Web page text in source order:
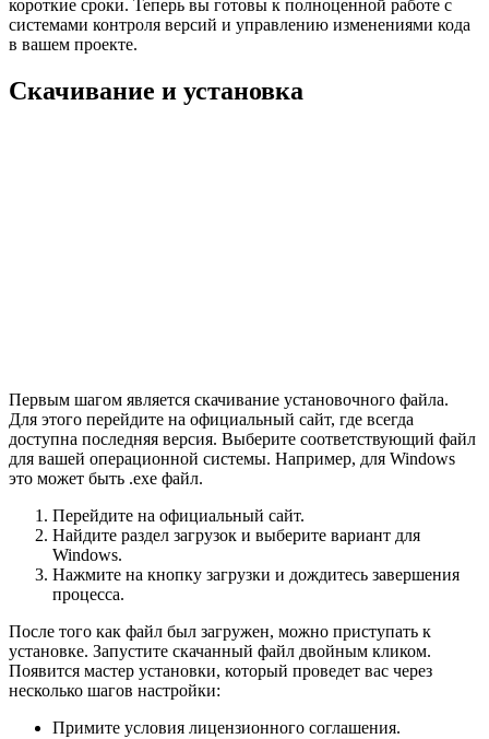
короткие сроки. Теперь вы готовы к полноценной работе с
системами контроля версий и управлению изменениями кода
в вашем проекте.
Скачивание и установка
Первым шагом является скачивание установочного файла.
Для этого перейдите на официальный сайт, где всегда
доступна последняя версия. Выберите соответствующий файл
для вашей операционной системы. Например, для Windows
это может быть .exe файл.
Перейдите на официальный сайт.
Найдите раздел загрузок и выберите вариант для
Windows.
Нажмите на кнопку загрузки и дождитесь завершения
процесса.
После того как файл был загружен, можно приступать к
установке. Запустите скачанный файл двойным кликом.
Появится мастер установки, который проведет вас через
несколько шагов настройки:
Примите условия лицензионного соглашения.